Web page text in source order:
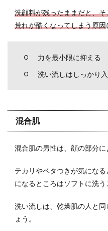
洗顔料が残ったままだと、
荒れが酷くなってしまう原因
力を最小限に抑える
洗い流しはしっかり
混合肌
混合肌の男性は、顔の部分に
テカリやベタつきが気にな
になるところはソフトに洗う
洗い流しは、乾燥肌の人と
ょう。